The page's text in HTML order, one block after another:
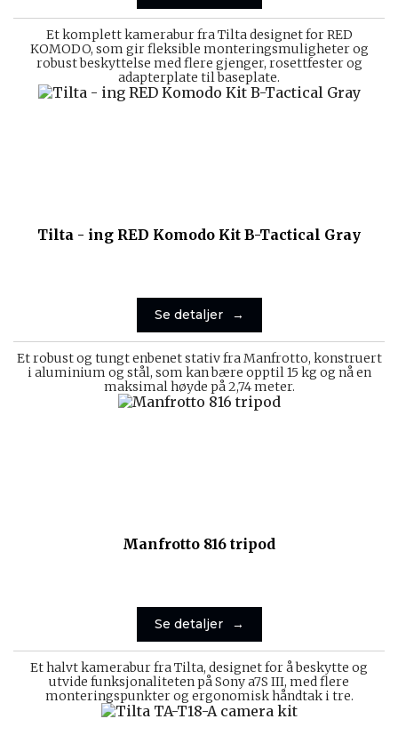
Tilta - ing RED Komodo Kit B-Tactical Gray
Et komplett kamerabur fra Tilta designet for RED
KOMODO, som gir fleksible monteringsmuligheter og
robust beskyttelse med flere gjenger, rosettfester og
adapterplate til baseplate.
Se detaljer
Manfrotto 816 tripod
Et robust og tungt enbenet stativ fra Manfrotto, konstruert
i aluminium og stål, som kan bære opptil 15 kg og nå en
maksimal høyde på 2,74 meter.
Se detaljer
Et halvt kamerabur fra Tilta, designet for å beskytte og
utvide funksjonaliteten på Sony a7S III, med flere
monteringspunkter og ergonomisk håndtak i tre.